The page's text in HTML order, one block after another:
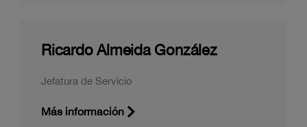
Ricardo Almeida González
Jefatura de Servicio
Más información